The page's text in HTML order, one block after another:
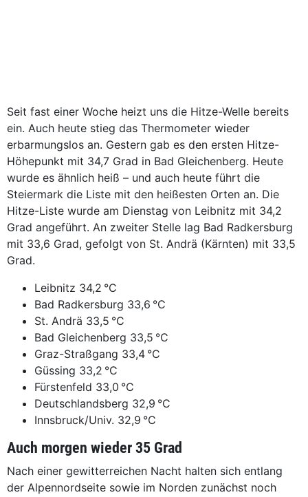
Seit fast einer Woche heizt uns die Hitze-Welle bereits
ein. Auch heute stieg das Thermometer wieder
erbarmungslos an. Gestern gab es den ersten Hitze-
Höhepunkt mit 34,7 Grad in Bad Gleichenberg. Heute
wurde es ähnlich heiß – und auch heute führt die
Steiermark die Liste mit den heißesten Orten an. Die
Hitze-Liste wurde am Dienstag von Leibnitz mit 34,2
Grad angeführt. An zweiter Stelle lag Bad Radkersburg
mit 33,6 Grad, gefolgt von St. Andrä (Kärnten) mit 33,5
Grad.
Leibnitz 34,2 °C
Bad Radkersburg 33,6 °C
St. Andrä 33,5 °C
Bad Gleichenberg 33,5 °C
Graz-Straßgang 33,4 °C
Güssing 33,2 °C
Fürstenfeld 33,0 °C
Deutschlandsberg 32,9 °C
Innsbruck/Univ. 32,9 °C
Auch morgen wieder 35 Grad
Nach einer gewitterreichen Nacht halten sich entlang
der Alpennordseite sowie im Norden zunächst noch